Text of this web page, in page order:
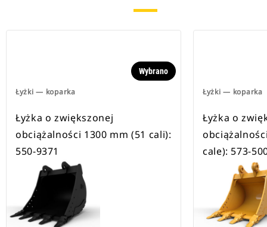
Łyżki — koparka
Wybrano
Łyżka o zwiększonej
obciążalności 1300 mm (51 cali):
550-9371
Łyżki — koparka
Łyżka o
cale): 573-